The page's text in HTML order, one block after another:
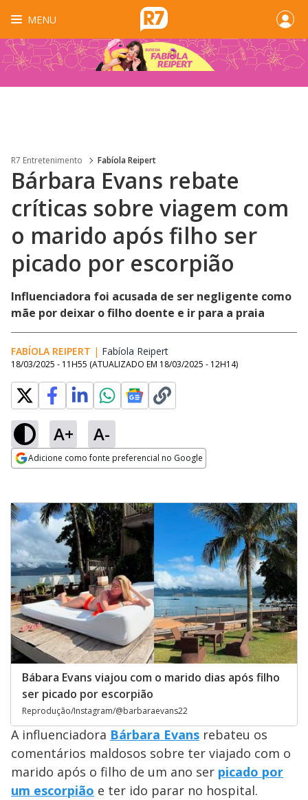
MENU
R7 Entretenimento Fabíola Reipert
Bárbara Evans rebate
críticas sobre viagem com
o marido após filho ser
picado por escorpião
Influenciadora foi acusada de ser negligente como
mãe por deixar o filho doente e ir para a praia
FABÍOLA REIPERT | Fabíola Reipert
18/03/2025 - 11H55 (ATUALIZADO EM 18/03/2025 - 12H14)
A+ A-
Adicione como fonte preferencial no Google
Bábara Evans viajou com o marido dias após filho
ser picado por escorpião
Reprodução/Instagram/@barbaraevans22
A influenciadora Bárbara Evans rebateu os
comentários maldosos sobre ter viajado com o
marido após o filho de um ano ser picado por
um escorpião e ter ido parar no hospital.